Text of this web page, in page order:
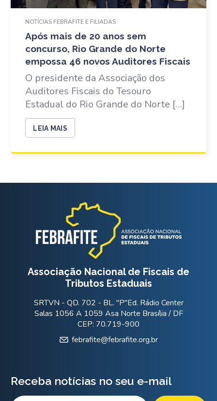
NOTÍCIAS FEBRAFITE E FILIADAS
Após mais de 20 anos sem
concurso, Rio Grande do Norte
empossa 46 novos Auditores Fiscais
O presidente da Associação dos
Auditores Fiscais do Tesouro
Estadual do Rio Grande do Norte […]
LEIA MAIS
Associação Nacional de Fiscais de
Tributos Estaduais
SRTVN - QD. 702 - BL. "P"Ed. Rádio Center
Salas 1056 A 1059 Asa Norte Brasília / DF
CEP: 70.719-900
febrafite@febrafite.org.br
Receba notícias no seu e-mail